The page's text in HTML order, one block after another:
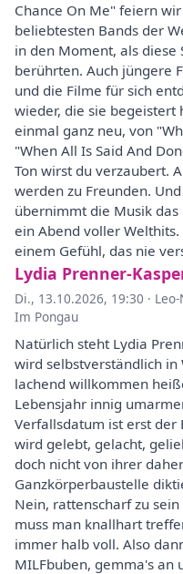
Chance On Me" feiern
beliebtesten Bands der
in den Moment, als diese
berührten. Auch jüngere
und die Filme für sich
wieder, die sie begeistert
einmal ganz neu, von
"When All Is Said And
Ton wirst du verzaubert.
werden zu Freunden.
übernimmt die Musik das
ein Abend voller
einem Gefühl, das nie
Lydia Prenner-
Di., 13.10.2026, 19:30 ·
Im Pongau
Natürlich steht Lydia
wird selbstverständlich
lachend willkommen
Lebensjahr innig
Verfallsdatum ist erst der
wird gelebt, gelacht,
doch nicht von ihrer
Ganzkörperbaustelle
Nein, rattenscharf zu
muss man knallhart
immer halb voll. Also
MILFbuben, gemma's an